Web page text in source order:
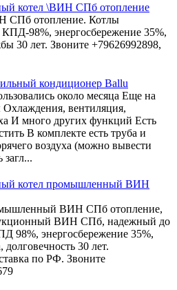
котел \ВИН СПб отопление
СПб отопление. Котлы
98%, энергосбережение 35%,
30 лет. Звоните +79626992898,
кондиционер Ballu
около месяца Еще на
вентиляция,
И много других функций Есть
В комплекте есть труба и
воздуха (можно вывести
загл...
котел промышленный ВИН
ВИН СПб отопление,
ВИН СПб, надежный до
98%, энергосбережение 35%,
30 лет.
по РФ. Звоните